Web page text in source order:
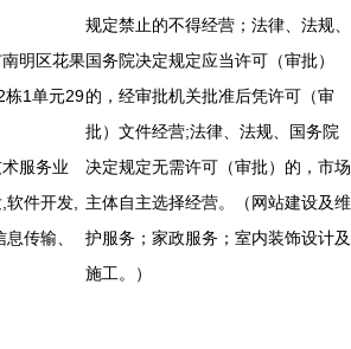
明区花果
栋1单元29
服务业
软件开发,
传输、
规定禁止的不得经营；法律、法规、
国务院决定规定应当许可（审批）
的，经审批机关批准后凭许可（审
批）文件经营;法律、法规、国务院
决定规定无需许可（审批）的，市场
主体自主选择经营。（网站建设及维
护服务；家政服务；室内装饰设计及
施工。）